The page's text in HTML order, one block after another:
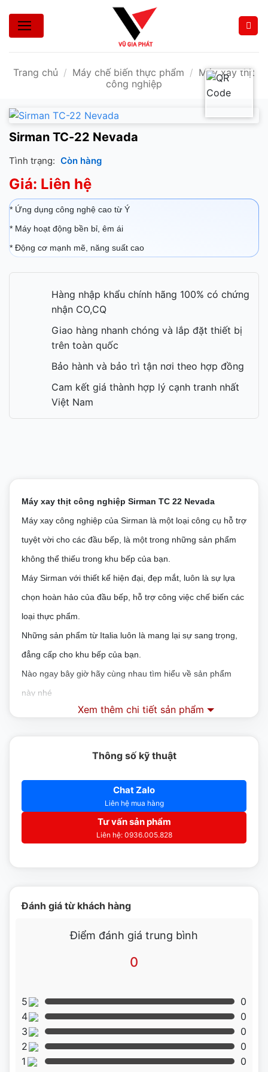
nội
Trang chủ / Máy chế biến thực phẩm / Máy xay thịt
công nghiệp
Sirman TC-22 Nevada
Tình trạng: Còn hàng
Giá: Liên hệ
* Ứng dụng công nghệ cao từ Ý
* Máy hoạt động bền bỉ, êm ái
* Động cơ mạnh mẽ, năng suất cao
Hàng nhập khẩu chính hãng 100% có chứng
nhận CO,CQ
Giao hàng nhanh chóng và lắp đặt thiết bị
trên toàn quốc
Bảo hành và bảo trì tận nơi theo hợp đồng
Cam kết giá thành hợp lý cạnh tranh nhất
Việt Nam
Máy xay thịt công nghiệp Sirman TC 22 Nevada
Máy xay công nghiệp của Sirman là một loại công cụ hỗ trợ
tuyệt vời cho các đầu bếp, là một trong những sản phẩm
không thể thiếu trong khu bếp của bạn.
Máy Sirman với thiết kế hiện đại, đẹp mắt, luôn là sự lựa
chọn hoàn hảo của đầu bếp, hỗ trợ công việc chế biến các
loại thực phẩm.
Những sản phẩm từ Italia luôn là mang lại sự sang trọng,
đẳng cấp cho khu bếp của bạn.
Nào ngay bây giờ hãy cùng nhau tìm hiểu về sản phẩm
này nhé
Cấu tạo của máy xay thịt công nghiệp
từ tập đoàn Sirman từ Italia. Là một trong những mẫu máy
xay thịt có công suất lớn, hoạt động hiệu quả, xay được
nhiều các loại thịt khác nhau.
Xem thêm chi tiết sản phẩm
Thông số kỹ thuật
Chat Zalo
Liên hệ mua hàng
Tư vấn sản phẩm
Liên hệ: 0936.005.828
Đánh giá từ khách hàng
Điểm đánh giá trung bình
0
5
0
4
0
3
0
2
0
1
0